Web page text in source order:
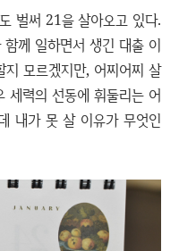
벌써 21을 살아오고 있다.
께 일하면서 생긴 대출 이
모르겠지만, 어찌어찌 살
세력의 선동에 휘둘리는 어
내가 못 살 이유가 무엇인